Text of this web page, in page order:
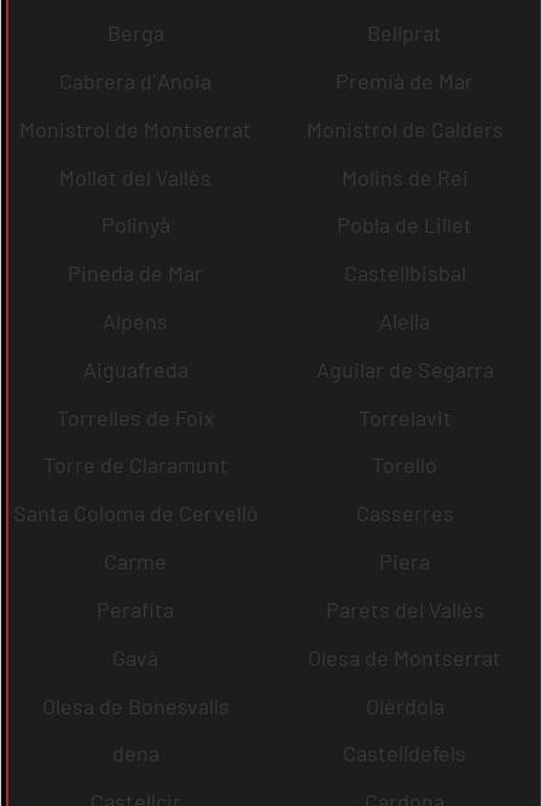
Berga
Bellprat
Cabrera d´Anoia
Premià de Mar
Monistrol de Montserrat
Monistrol de Calders
Mollet del Vallès
Molins de Rei
Polinyà
Pobla de Lillet
Pineda de Mar
Castellbisbal
Alpens
Alella
Aiguafreda
Aguilar de Segarra
Torrelles de Foix
Torrelavit
Torre de Claramunt
Torelló
Santa Coloma de Cervelló
Casserres
Carme
Piera
Perafita
Parets del Vallès
Gavà
Olesa de Montserrat
Olesa de Bonesvalls
Olèrdola
dena
Castelldefels